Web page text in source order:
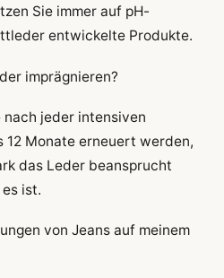
Sie immer auf pH-
entwickelte Produkte.
imprägnieren?
nach jeder intensiven
12 Monate erneuert werden,
das Leder beansprucht
ist.
von Jeans auf meinem